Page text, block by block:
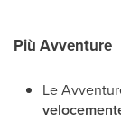
Più Avventure
Le